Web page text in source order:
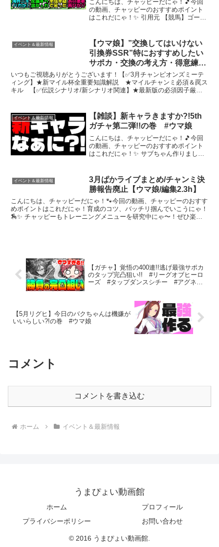
反応集 まとめ【ウマ娘プリティ
ーダービー】
こんにちは、チャッピーだにゃ！🎵今回
の動画、チャッピーのおすすめポイント
はこれだにゃ！✨ 引用元 【競馬】ゴール
となったポスト 【ウマ娘 反応集】『海外
トレーナー...
イベント＆最新情報
【ウマ娘】”交換してはいけない
引換券SSR”特におすすめしたい
サポカ・交換の考え方・得意練習
別の優先度を厳選して紹介！将来
性を見据えて間違えないための完
全解説/虹結晶/ステップアップ【4
いつもご視聴ありがとうございます！【✅3月チャンピオンズミーテ
ィング】★新マイル杯全重要知識解説 ★マイルチャンミ必須＆罠ス
キル 【✅伝説シナリオ/新シナリオ関連】★最新版の必須因子厳
イベント＆最新情報
【雑談】新キャラきますか?!5th
ガチャ第二弾!!の巻 #ウマ娘
こんにちは、チャッピーだにゃ！🎵今回
の動画、チャッピーのおすすめポイント
はこれだにゃ！✨ サブちゃん作りまし
要な要素◆◆■お出掛けタイミング■ドリ
ームゲ...
イベント＆最新情報
3月ぱかライブまとめ/チャンミ決
勝報告廃止【ウマ娘/編集2.3h】
こんにちは、チャッピーだにゃ！🐾今回の動画、チャッピーのおすす
めポイントはこれだにゃ！育成のコツ、バッチリ掴んでいこうにゃ！
🏇✨ チャッピーもトレーニングメニューを研究中にゃ〜！ぜひ楽し
【ガチャ】覚悟の400連!!逃げ最強サポカ
のタップ完凸狙い!! #リーグオブヒーロ
ーズ #タップダンスシチー #アグネス
【5月リグヒ】今日のバクちゃんは機嫌が
いいらしい?!の巻 #ウマ娘
コメント
コメントを書き込む
ホーム イベント＆最新情報
うまぴょい動画館
ホーム
プロフィール
プライバシーポリシー
お問い合わせ
© 2016 うまぴょい動画館.